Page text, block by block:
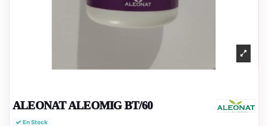
ALEONAT ALEOMIG BT/60
En Stock